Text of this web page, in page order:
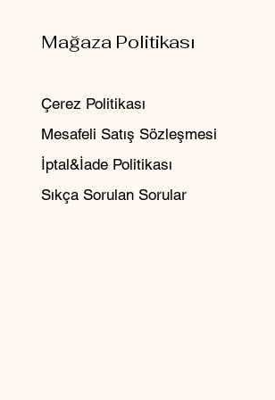
Mağaza Politikası
Çerez Politikası
Mesafeli Satış Sözleşmesi
İptal&İade Politikası
Sıkça Sorulan Sorular